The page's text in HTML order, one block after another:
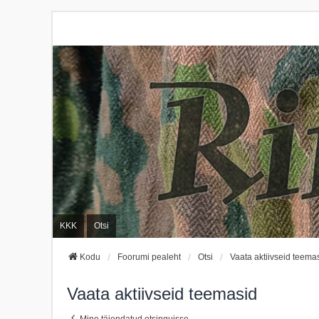
KKK Otsi
Kodu Foorumi pealeht Otsi Vaata aktiivseid
Vaata aktiivseid teemasid